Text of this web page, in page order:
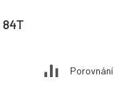
84T
Porovnání